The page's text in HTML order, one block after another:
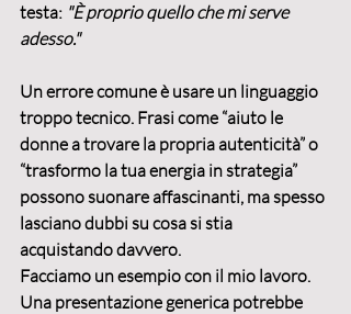
testa: "È proprio quello che mi serve
adesso."
Un errore comune è usare un linguaggio
troppo tecnico. Frasi come “aiuto le
donne a trovare la propria autenticità” o
“trasformo la tua energia in strategia”
possono suonare affascinanti, ma spesso
lasciano dubbi su cosa si stia
acquistando davvero.
Facciamo un esempio con il mio lavoro.
Una presentazione generica potrebbe